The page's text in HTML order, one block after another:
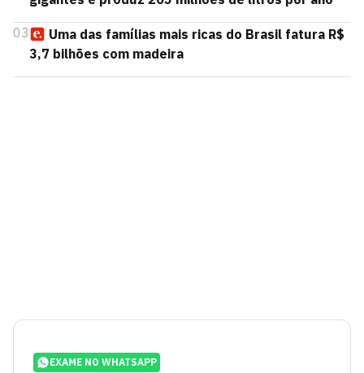
03
Uma das famílias mais ricas do Brasil fatura R$
3,7 bilhões com madeira
EXAME NO WHATSAPP